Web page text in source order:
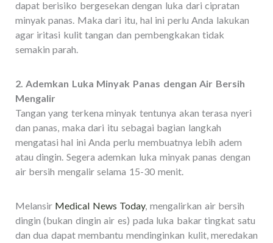
dapat berisiko bergesekan dengan luka dari cipratan
minyak panas. Maka dari itu, hal ini perlu Anda lakukan
agar iritasi kulit tangan dan pembengkakan tidak
semakin parah.
2. Ademkan Luka Minyak Panas dengan Air Bersih
Mengalir
Tangan yang terkena minyak tentunya akan terasa nyeri
dan panas, maka dari itu sebagai bagian langkah
mengatasi hal ini Anda perlu membuatnya lebih adem
atau dingin. Segera ademkan luka minyak panas dengan
air bersih mengalir selama 15-30 menit.
Melansir Medical News Today, mengalirkan air bersih
dingin (bukan dingin air es) pada luka bakar tingkat satu
dan dua dapat membantu mendinginkan kulit, meredakan